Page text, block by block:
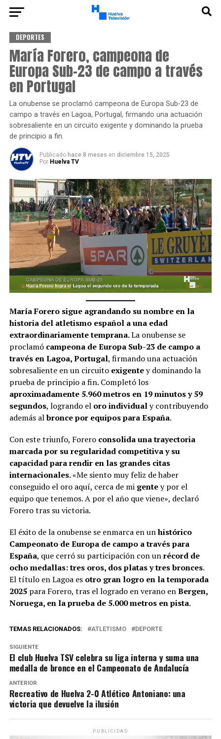
DEPORTES
María Forero, campeona de
Europa Sub-23 de campo a través
en Portugal
La onubense se proclamó campeona de Europa Sub-23 de
campo a través en Lagoa, Portugal, firmando una actuación
sobresaliente en un circuito exigente y dominando la prueba
de principio a fin.
Publicado hace 8 meses en diciembre 15, 2025
Por Huelva TV
María Forero sigue agrandando su nombre en la
historia del atletismo español a una edad
extraordinariamente temprana.La onubense se
proclamó campeona de Europa Sub-23 de campo a
través en Lagoa, Portugal, firmando una actuación
sobresaliente en un circuito exigentey dominando la
prueba de principio a fin. Completó los
aproximadamente 5.960 metros en 19 minutos y 59
segundos, logrando el oro individualy contribuyendo
además albronce por equipos para España.
Con este triunfo, Forero consolida una trayectoria
marcada por su regularidad competitiva y su
capacidad para rendir en las grandes citas
internacionales. «Me siento muy feliz de haber
conseguido el oro aquí, cerca de mi gentey por el
equipo que tenemos. A por el año que viene», declaró
Forero tras su victoria.
El éxito de la onubense se enmarca en unhistórico
Campeonato de Europa de campo a través para
España, que cerró su participación con unrécord de
ocho medallas: tres oros, dos platas y tres bronces.
El título en Lagoa es otro gran logro en la temporada
2025para Forero, tras el logrado en verano enBergen,
Noruega, en la prueba de 5.000 metros en pista.
TEMAS RELACIONADOS: ATLETISMO DEPORTE
SIGUIENTE
El club Huelva TSV celebra su liga interna y suma una
medalla de bronce en el Campeonato de Andalucía
ANTERIOR
Recreativo de Huelva 2-0 Atlético Antoniano: una
victoria que devuelve la ilusión
PUBLICIDAD